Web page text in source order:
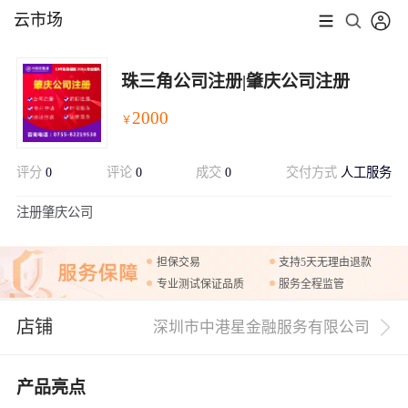
云市场
珠三角公司注册|肇庆公司注册
￥ 2000
评分 0 评论 0 成交0 交付方式 人工服务
注册肇庆公司
担保交易
支持5天无理由退款
专业测试保证品质
服务全程监管
店铺 深圳市中港星金融服务有限公司
产品亮点